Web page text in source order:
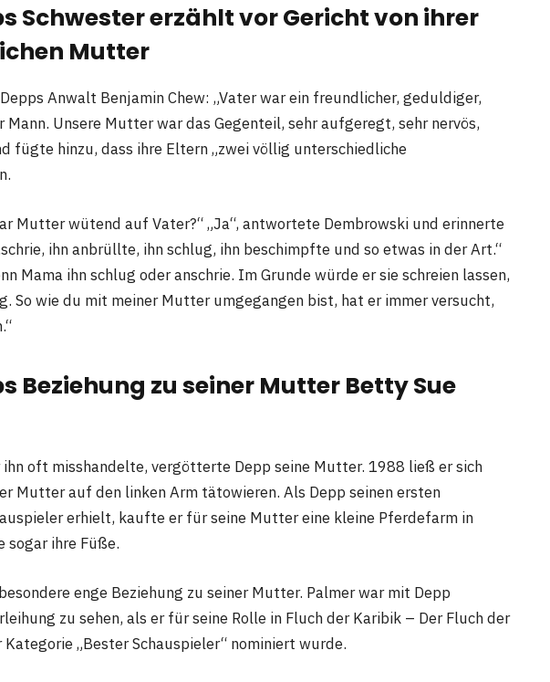
Schwester erzählt vor Gericht von ihrer
Mutter
Anwalt Benjamin Chew: „Vater war ein freundlicher, geduldiger,
Unsere Mutter war das Gegenteil, sehr aufgeregt, sehr nervös,
fügte hinzu, dass ihre Eltern „zwei völlig unterschiedliche
Mutter wütend auf Vater?“ „Ja“, antwortete Dembrowski und erinnerte
ihn anbrüllte, ihn schlug, ihn beschimpfte und so etwas in der Art.“
Mama ihn schlug oder anschrie. Im Grunde würde er sie schreien lassen,
So wie du mit meiner Mutter umgegangen bist, hat er immer versucht,
Beziehung zu seiner Mutter Betty Sue
oft misshandelte, vergötterte Depp seine Mutter. 1988 ließ er sich
Mutter auf den linken Arm tätowieren. Als Depp seinen ersten
erhielt, kaufte er für seine Mutter eine kleine Pferdefarm in
sogar ihre Füße.
enge Beziehung zu seiner Mutter. Palmer war mit Depp
zu sehen, als er für seine Rolle in Fluch der Karibik – Der Fluch der
Kategorie „Bester Schauspieler“ nominiert wurde.